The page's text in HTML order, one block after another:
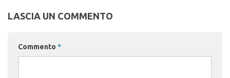
LASCIA UN COMMENTO
Commento *